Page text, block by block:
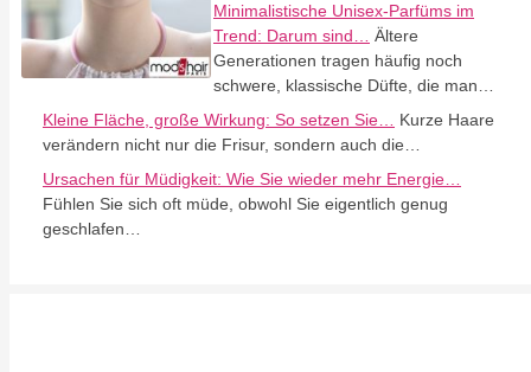
Minimalistische Unisex-Parfüms im
Trend: Darum sind…
Ältere
Generationen tragen häufig noch
schwere, klassische Düfte, die man…
Kleine Fläche, große Wirkung: So setzen Sie…
Kurze Haare
verändern nicht nur die Frisur, sondern auch die…
Ursachen für Müdigkeit: Wie Sie wieder mehr Energie…
Fühlen Sie sich oft müde, obwohl Sie eigentlich genug
geschlafen…